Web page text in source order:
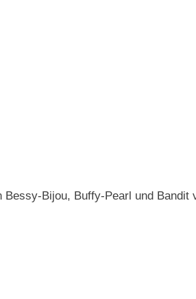
Bijou, Buffy-Pearl und Bandit